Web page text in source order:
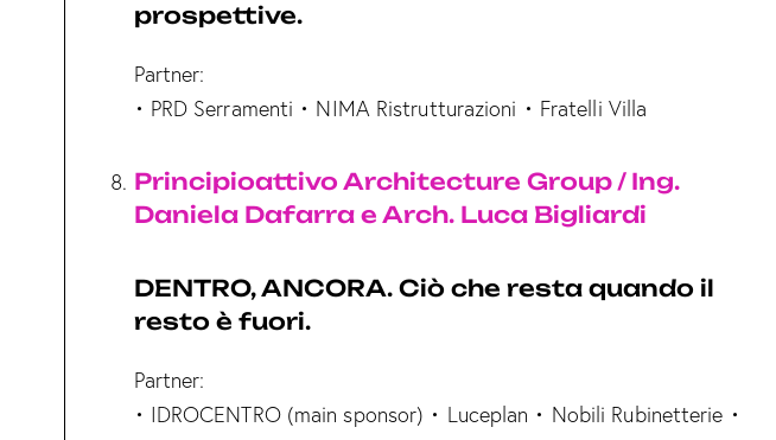
prospettive.
Partner:
• PRD Serramenti • NIMA Ristrutturazioni • Fratelli Villa
Principioattivo Architecture Group / Ing.
Daniela Dafarra e Arch. Luca Bigliardi
DENTRO, ANCORA. Ciò che resta quando il
resto è fuori.
Partner:
• IDROCENTRO (main sponsor) • Luceplan • Nobili Rubinetterie •